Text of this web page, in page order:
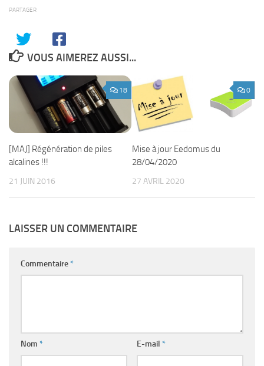
PARTAGER
VOUS AIMEREZ AUSSI...
18
[MAJ] Régénération de piles
alcalines !!!
21 JUIN 2016
0
Mise à jour Eedomus du
28/04/2020
27 AVRIL 2020
LAISSER UN COMMENTAIRE
Commentaire*
Nom * E-mail *